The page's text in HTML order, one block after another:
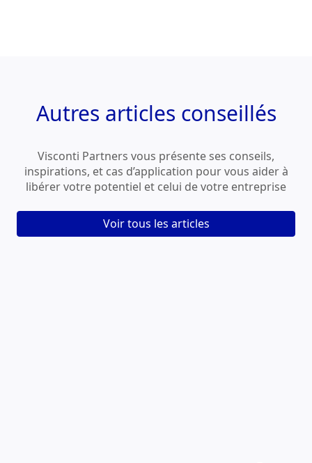
Autres articles conseillés
Visconti Partners vous présente ses conseils,
inspirations, et cas d’application pour vous aider à
libérer votre potentiel et celui de votre entreprise
Voir tous les articles